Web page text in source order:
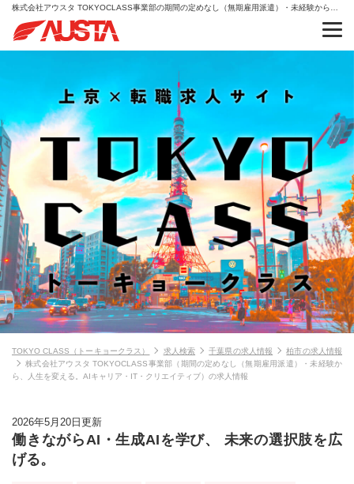
TOKYO CLASS（トーキョークラス） 求人検索 千葉県の求人情報
柏市の求人情報
株式会社アウスタ TOKYOCLASS事業部（期間の定めなし（無期雇用派遣）・未経験か
ら、人生を変える。AIキャリア・IT・クリエイティブ）の求人情報
2026年5月20日更新
働きながらAI・生成AIを学び、 未来の選択肢を広
げる。